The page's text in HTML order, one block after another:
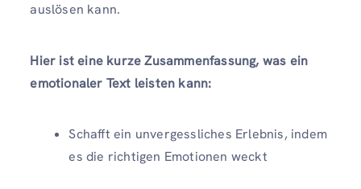
auslösen kann.
Hier ist eine kurze Zusammenfassung, was ein
emotionaler Text leisten kann:
Schafft ein unvergessliches Erlebnis, indem
es die richtigen Emotionen weckt